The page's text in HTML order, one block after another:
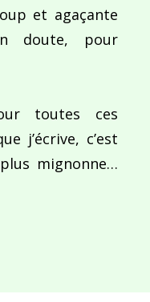
et agaçante
doute, pour
toutes ces
j’écrive, c’est
mignonne…